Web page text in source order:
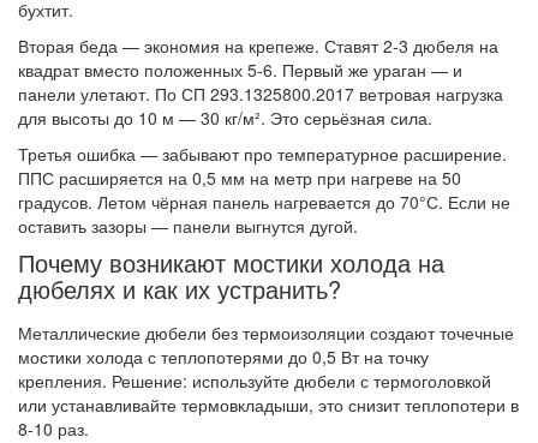
бухтит.
Вторая беда — экономия на крепеже. Ставят 2-3 дюбеля на
квадрат вместо положенных 5-6. Первый же ураган — и
панели улетают. По СП 293.1325800.2017 ветровая нагрузка
для высоты до 10 м — 30 кг/м². Это серьёзная сила.
Третья ошибка — забывают про температурное расширение.
ППС расширяется на 0,5 мм на метр при нагреве на 50
градусов. Летом чёрная панель нагревается до 70°С. Если не
оставить зазоры — панели выгнутся дугой.
Почему возникают мостики холода на
дюбелях и как их устранить?
Металлические дюбели без термоизоляции создают точечные
мостики холода с теплопотерями до 0,5 Вт на точку
крепления. Решение: используйте дюбели с термоголовкой
или устанавливайте термовкладыши, это снизит теплопотери в
8-10 раз.